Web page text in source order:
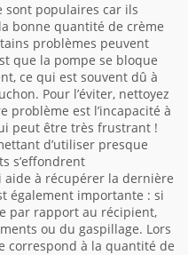
sont populaires car ils
bonne quantité de crème
problèmes peuvent
que la pompe se bloque
ce qui est souvent dû à
Pour l’éviter, nettoyez
problème est l’incapacité à
peut être très frustrant !
d’utiliser presque
s’effondrent
aide à récupérer la dernière
également importante : si
par rapport au récipient,
ou du gaspillage. Lors
correspond à la quantité de